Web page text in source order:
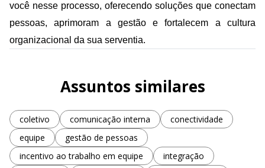
você nesse processo, oferecendo soluções que conectam
pessoas, aprimoram a gestão e fortalecem a cultura
organizacional da sua serventia.
Assuntos similares
coletivo comunicação interna
conectividade
equipe
gestão de pessoas
incentivo ao trabalho em equipe
integração